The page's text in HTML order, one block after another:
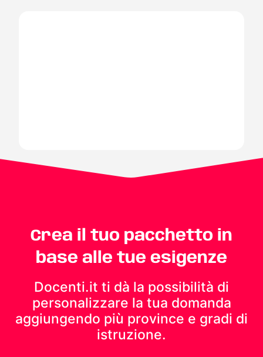
Crea il tuo pacchetto in
base alle tue esigenze
Docenti.it ti dà la possibilità di
personalizzare la tua domanda
aggiungendo più province e gradi di
istruzione.